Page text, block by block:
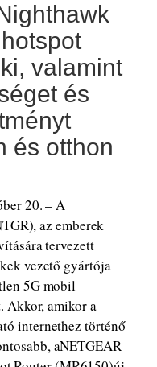
valamint
és
és otthon
20. – A
az emberek
tervezett
vezető gyártója
5G mobil
Akkor, amikor a
internethez történő
aNETGEAR